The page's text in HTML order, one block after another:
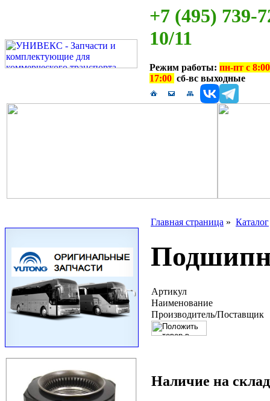
+7 (495) 739-
10/11
Режим работы: пн-пт с
17:00 сб-вс выходные
Главная страница » Каталог
Артикул
Наименование
Производитель/Поставщик
Наличие на